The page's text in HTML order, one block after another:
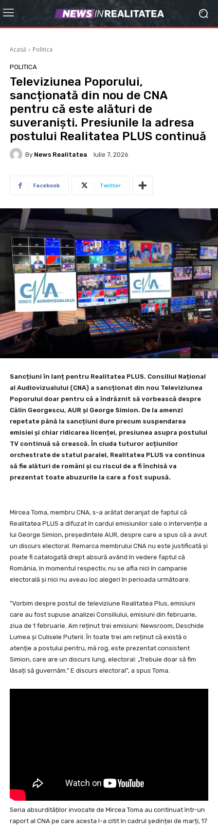
Acasă Politica
POLITICA
Televiziunea Poporului,
sancționată din nou de CNA
pentru că este alături de
suveraniști. Presiunile la adresa
postului Realitatea PLUS continuă
By News Realitatea Iulie 7, 2026
Facebook Twitter
Sancțiuni în lanț pentru Realitatea PLUS. Consiliul Național
al Audiovizualului (CNA) a sancționat din nou Televiziunea
Poporului doar pentru că a îndrăznit să vorbească despre
Călin Georgescu, AUR și George Simion. De la amenzi
repetate până la sancțiuni dure precum suspendarea
emisiei și chiar ridicarea licenței, presiunea asupra postului
TV continuă să crească. În ciuda tuturor acțiunilor
orchestrate de statul paralel, Realitatea PLUS va continua
să fie alături de români și cu riscul de a fi închisă va
prezentat toate abuzurile la care a fost supusă.
Mircea Toma, membru CNA, s-a arătat deranjat de faptul că
Realitatea PLUS a difuzat în cardul emisiunilor sale o intervenție a
lui George Simion, președintele AUR, despre care a spus că a avut
un discurs electoral. Remarca membrului CNA nu este justificată și
poate fi catalogată drept absură având în vedere faptul că
România, în momentul respectiv, nu se afla nici în campanie
electorală și nici nu aveau loc alegeri în perioada următoare.
”Vorbim despre postul de televiziune Realitatea Plus, emisiuni
care au fost supuse analizei Consiliului, emisiuni din februarie,
ziua de 1 februarie. Am reținut trei emisiuni: Newsroom, Deschide
Lumea și Culisele Puterii. În toate trei am reținut că există o
atenție a postului pentru, mă rog, este prezentat consistent
Simion, care are un discurs lung, electoral: „Trebuie doar să fim
lăsați să guvernăm.” E discurs electoral”, a spus Toma.
Seria absurdităților invocate de Mircea Toma au continuat într-un
raport al CNA pe care acesta l-a citit în cadrul ședinței de marți, 17